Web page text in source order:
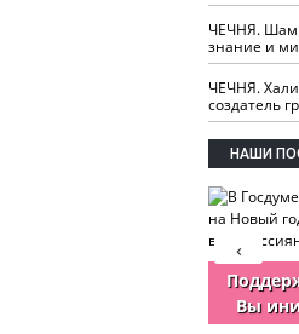
ЧЕЧНЯ.
знание и
ЧЕЧНЯ.
создатель
НАШИ
Вы
‹